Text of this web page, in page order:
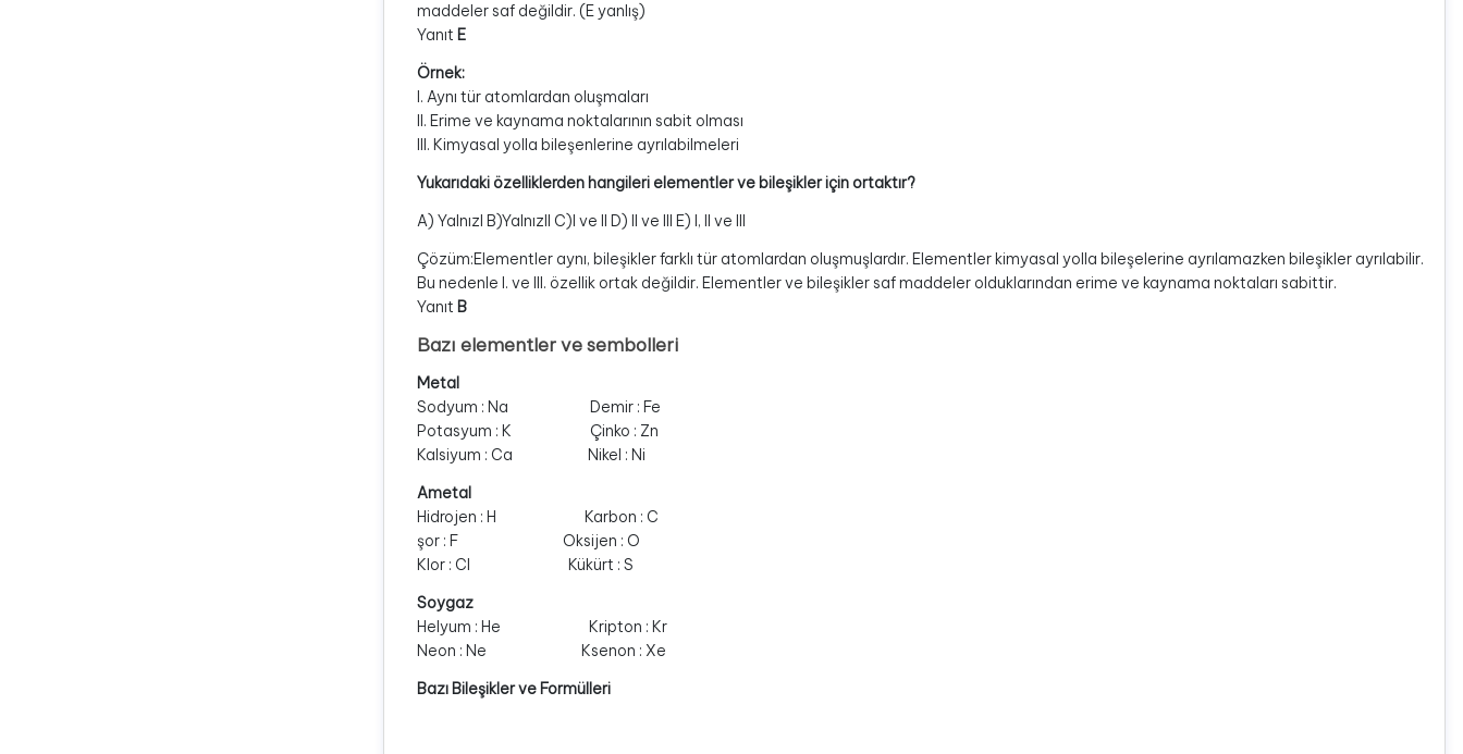
maddeler saf değildir. (E yanlış)
Yanıt E
Örnek:
l. Aynı tür atomlardan oluşmaları
ll. Erime ve kaynama noktalarının sabit olması
lll. Kimyasal yolla bileşenlerine ayrılabilmeleri
Yukarıdaki özelliklerden hangileri elementler ve bileşikler için ortaktır?
A) Yalnızl B)Yalnızll C)I ve II D) ll ve lll E) l, ll ve lll
Çözüm:Elementler aynı, bileşikler farklı tür atomlardan oluşmuşlardır. Elementler kimyasal yolla bileşelerine ayrılamazken bileşikler ayrılabilir.
Bu nedenle l. ve lll. özellik ortak değildir. Elementler ve bileşikler saf maddeler olduklarından erime ve kaynama noktaları sabittir.
Yanıt B
Bazı elementler ve sembolleri
Metal
Sodyum : Na Demir : Fe
Potasyum : K Çinko : Zn
Kalsiyum : Ca Nikel : Ni
Ametal
Hidrojen : H Karbon : C
şor : F Oksijen : O
Klor : Cl Kükürt : S
Soygaz
Helyum : He Kripton : Kr
Neon : Ne Ksenon : Xe
Bazı Bileşikler ve Formülleri